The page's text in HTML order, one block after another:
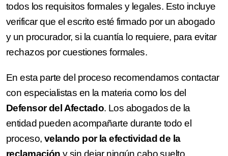
todos los requisitos formales y legales. Esto incluye
verificar que el escrito esté firmado por un abogado
y un procurador, si la cuantía lo requiere, para evitar
rechazos por cuestiones formales.
En esta parte del proceso recomendamos contactar
con especialistas en la materia como los del
Defensor del Afectado. Los abogados de la
entidad pueden acompañarte durante todo el
proceso, velando por la efectividad de la
reclamación y sin dejar ningún cabo suelto.